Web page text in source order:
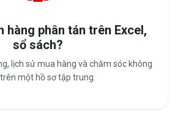
hàng phân tán trên Excel,
sổ sách?
lịch sử mua hàng và chăm sóc không
một hồ sơ tập trung.